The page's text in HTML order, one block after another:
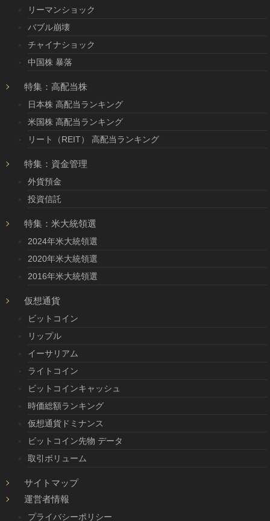
リーマンショック
バブル崩壊
チャイナショック
中国株 暴落
特集：高配当株
日本株 高配当ランキング
米国株 高配当ランキング
リート（REIT） 高配当ランキング
特集：資金管理
外貨預金
投資信託
特集：米大統領選
2024年米大統領選
2020年米大統領選
2016年米大統領選
仮想通貨
ビットコイン
リップル
イーサリアム
ライトコイン
ビットコインキャッシュ
時価総額ランキング
仮想通貨ドミナンス
ビットコイン先物 データ
取引ボリューム
サイトマップ
運営者情報
プライバシーポリシー